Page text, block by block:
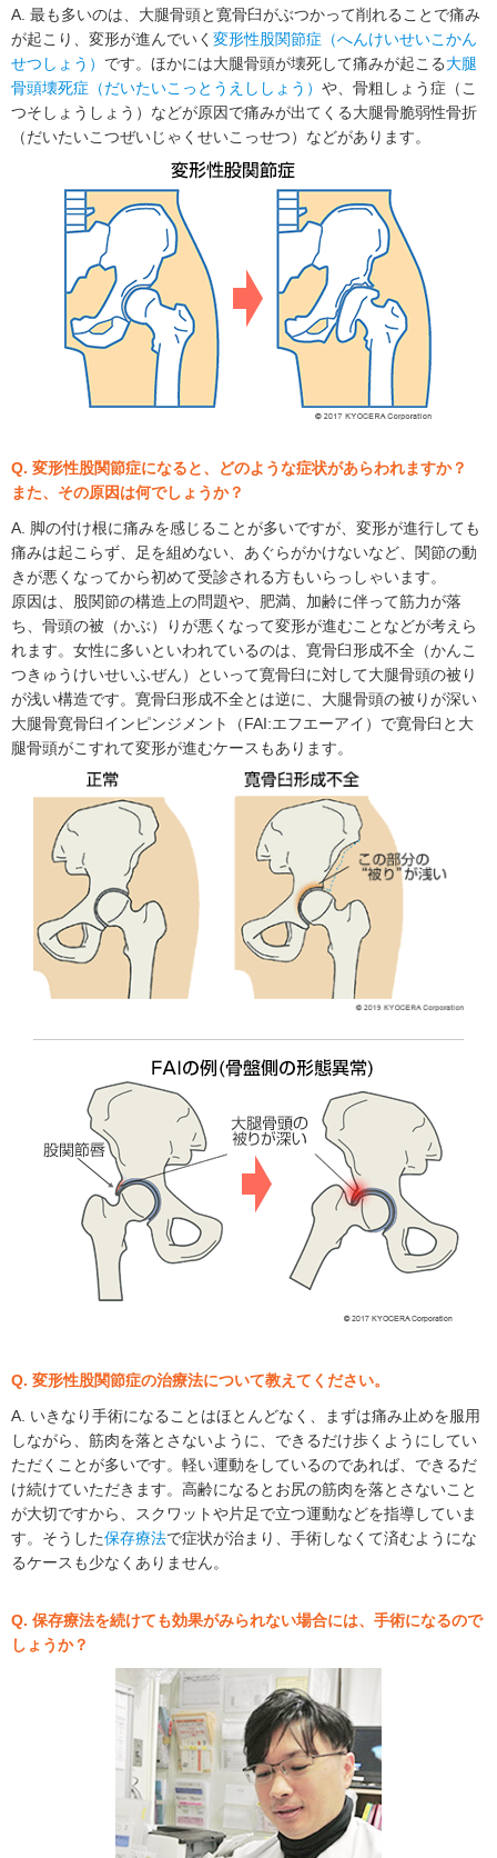
A. 最も多いのは、大腿骨頭と寛骨臼がぶつかって削れることで痛み
が起こり、変形が進んでいく 変形性股関節症（へんけいせいこかん
せつしょう） です。ほかには大腿骨頭が壊死して痛みが起こる大腿
骨頭壊死症（だいたいこっとうえししょう） や、骨粗しょう症（こ
つそしょうしょう）などが原因で痛みが出てくる大腿骨脆弱性骨折
（だいたいこつぜいじゃくせいこっせつ）などがあります。
Q. 変形性股関節症になると、どのような症状があらわれますか？
また、その原因は何でしょうか？
A. 脚の付け根に痛みを感じることが多いですが、変形が進行しても
痛みは起こらず、足を組めない、あぐらがかけないなど、関節の動
きが悪くなってから初めて受診される方もいらっしゃいます。
原因は、股関節の構造上の問題や、肥満、加齢に伴って筋力が落
ち、骨頭の被（かぶ）りが悪くなって変形が進むことなどが考えら
れます。女性に多いといわれているのは、寛骨臼形成不全（かんこ
つきゅうけいせいふぜん）といって寛骨臼に対して大腿骨頭の被り
が浅い構造です。寛骨臼形成不全とは逆に、大腿骨頭の被りが深い
大腿骨寛骨臼インピンジメント（FAI:エフエーアイ）で寛骨臼と大
腿骨頭がこすれて変形が進むケースもあります。
Q. 変形性股関節症の治療法について教えてください。
A. いきなり手術になることはほとんどなく、まずは痛み止めを服用
しながら、筋肉を落とさないように、できるだけ歩くようにしてい
ただくことが多いです。軽い運動をしているのであれば、できるだ
け続けていただきます。高齢になるとお尻の筋肉を落とさないこと
が大切ですから、スクワットや片足で立つ運動などを指導していま
す。そうした保存療法で症状が治まり、手術しなくて済むようにな
るケースも少なくありません。
Q. 保存療法を続けても効果がみられない場合には、手術になるので
しょうか？